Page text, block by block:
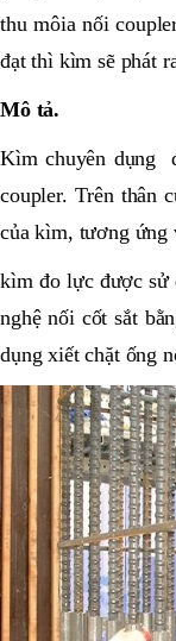
thu môia nối
đạt thì kìm sẽ phát
Mô tả.
Kìm chuyên dụng
coupler. Trên thân
của kìm, tương
kìm đo lực được sử
nghệ nối cốt sắt
dụng xiết chặt ống